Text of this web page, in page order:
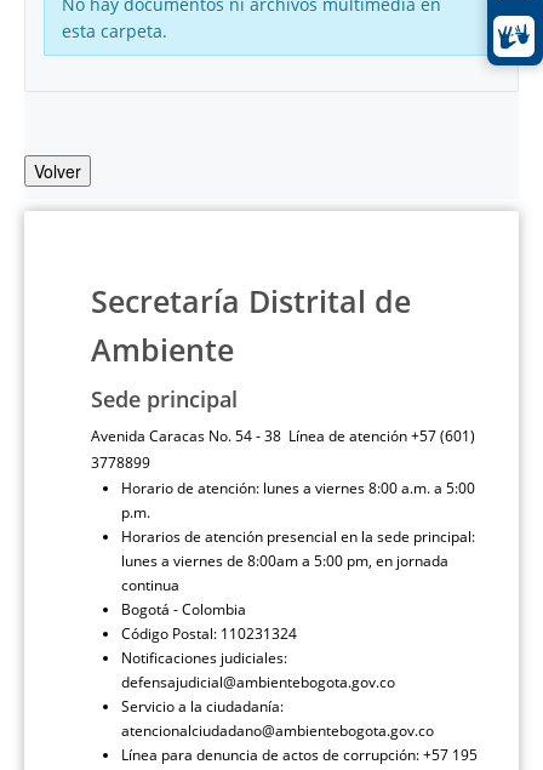
esta carpeta.
Volver
Secretaría Distrital de
Ambiente
Sede principal
Avenida Caracas No. 54 - 38 Línea de atención +57 (601)
3778899
Horario de atención: lunes a viernes 8:00 a.m. a 5:00
p.m.
Horarios de atención presencial en la sede principal:
lunes a viernes de 8:00am a 5:00 pm, en jornada
continua
Bogotá - Colombia
Código Postal: 110231324
Notificaciones judiciales:
defensajudicial@ambientebogota.gov.co
Servicio a la ciudadanía:
atencionalciudadano@ambientebogota.gov.co
Línea para denuncia de actos de corrupción: +57 195